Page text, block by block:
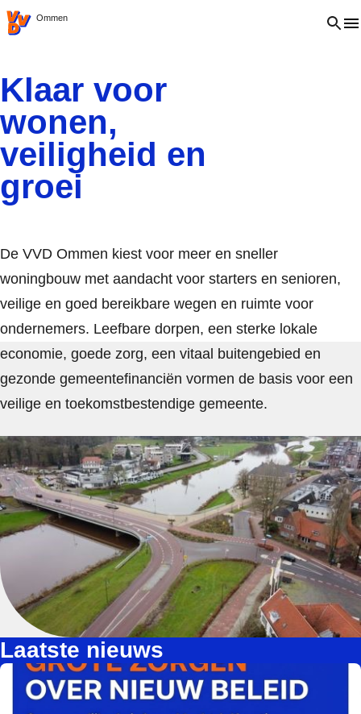
VVD.nlOmmen Open
Klaar voor
wonen,
veiligheid en
groei
De VVD Ommen kiest voor meer en sneller
woningbouw met aandacht voor starters en senioren,
veilige en goed bereikbare wegen en ruimte voor
ondernemers. Leefbare dorpen, een sterke lokale
economie, goede zorg, een vitaal buitengebied en
gezonde gemeentefinanciën vormen de basis voor een
veilige en toekomstbestendige gemeente.
Laatste nieuws